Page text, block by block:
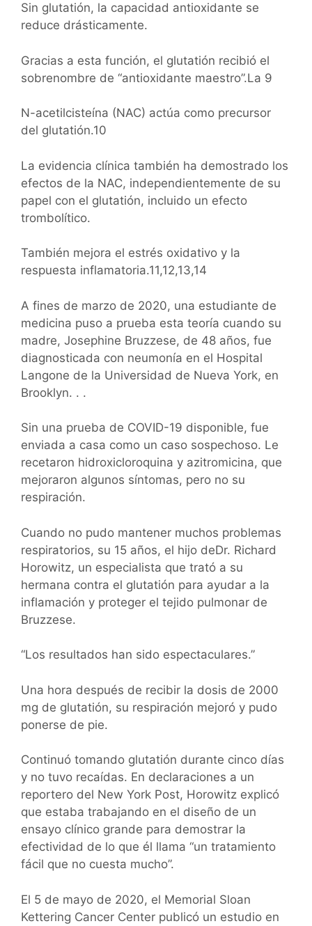
Sin glutatión, la capacidad antioxidante se
reduce drásticamente.
Gracias a esta función, el glutatión recibió el
sobrenombre de “antioxidante maestro”.La 9
N-acetilcisteína (NAC) actúa como precursor
del glutatión.10
La evidencia clínica también ha demostrado los
efectos de la NAC, independientemente de su
papel con el glutatión, incluido un efecto
trombolítico.
También mejora el estrés oxidativo y la
respuesta inflamatoria.11,12,13,14
A fines de marzo de 2020, una estudiante de
medicina puso a prueba esta teoría cuando su
madre, Josephine Bruzzese, de 48 años, fue
diagnosticada con neumonía en el Hospital
Langone de la Universidad de Nueva York, en
Brooklyn. . .
Sin una prueba de COVID-19 disponible, fue
enviada a casa como un caso sospechoso. Le
recetaron hidroxicloroquina y azitromicina, que
mejoraron algunos síntomas, pero no su
respiración.
Cuando no pudo mantener muchos problemas
respiratorios, su 15 años, el hijo deDr. Richard
Horowitz, un especialista que trató a su
hermana contra el glutatión para ayudar a la
inflamación y proteger el tejido pulmonar de
Bruzzese.
“Los resultados han sido espectaculares.”
Una hora después de recibir la dosis de 2000
mg de glutatión, su respiración mejoró y pudo
ponerse de pie.
Continuó tomando glutatión durante cinco días
y no tuvo recaídas. En declaraciones a un
reportero del New York Post, Horowitz explicó
que estaba trabajando en el diseño de un
ensayo clínico grande para demostrar la
efectividad de lo que él llama “un tratamiento
fácil que no cuesta mucho”.
El 5 de mayo de 2020, el Memorial Sloan
Kettering Cancer Center publicó un estudio en